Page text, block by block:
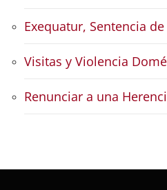
Exequatur, Sentencia
Visitas y Violencia
Renunciar a una